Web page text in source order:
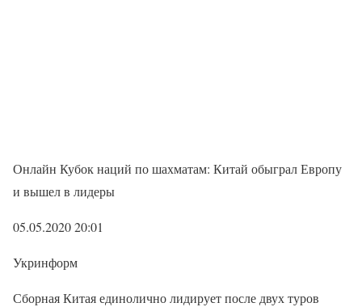
Онлайн Кубок наций по шахматам: Китай обыграл Европу
и вышел в лидеры
05.05.2020 20:01
Укринформ
Сборная Китая единолично лидирует после двух туров